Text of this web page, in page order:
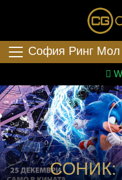
София Ринг Мол
СОНИК: